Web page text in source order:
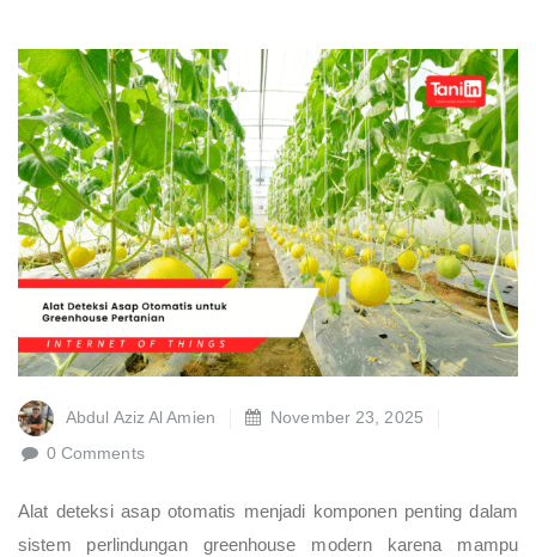
Abdul Aziz Al Amien
November 23, 2025
0 Comments
Alat deteksi asap otomatis menjadi komponen penting dalam
sistem perlindungan greenhouse modern karena mampu